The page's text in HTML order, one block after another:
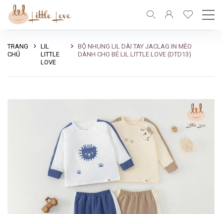
TRANG
CHỦ
LIL
LITTLE
LOVE
BỘ NHUNG LIL DÀI TAY JACLAG IN MÈO
DÀNH CHO BÉ LIL LITTLE LOVE (DTD13)